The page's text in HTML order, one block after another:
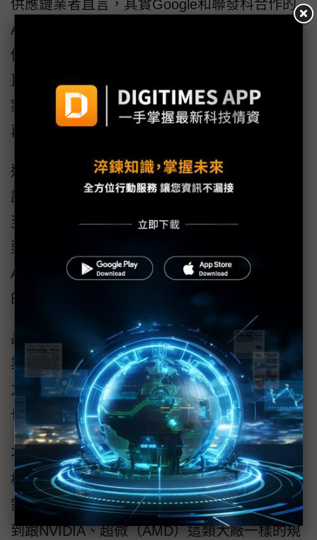
供應鏈業者直言，其實Google和聯發科合作的
ASIC專案，初估的量產規模非常龐大，如果整
個專案順利運作，對聯發科來說肯定會是相當
巨大的營收進補，只不過在產品設計的最終定
案上，確實遇到一些挑戰，雙方對於內容一改
再改，因此才拖累了進度。
這個情況在Google的其他產品上非常少見，或
許雙方的合作還需要更多的磨合與經驗累積，
至於進度延後會不會影響到總出貨量，這還是
要看Google自己的規劃，但以近期Google的
ASIC在市場上如此受歡迎的情況來看，Google
的拉貨量絕對不會少。
晶片供應體系業者也觀察，確實聯發科在ASIC
業務的發展上，要和美系大廠競爭仍有些吃
力，博通操刀的案子不僅越來越多，技術能力
也相當穩定。
不過聯發科有搶下Google的大單，策略上確實
相當成功，畢竟從生產端的角度來看，現在各
家客戶的ASIC量產狀況，真的只有Google有做
到跟NVIDIA、超微（AMD）這類大廠一樣的規